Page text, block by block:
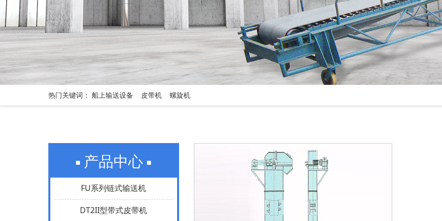
热门关键词： 船上输送设备 皮带机 螺旋机
产品中心
FU系列链式输送机
DT2II型带式皮带机